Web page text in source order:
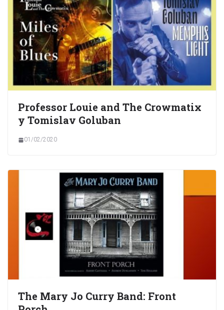
Professor Louie and The Crowmatix
y Tomislav Goluban
01/02/2020
The Mary Jo Curry Band: Front